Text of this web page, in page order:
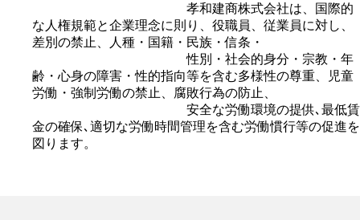
孝和建商株式会社は、国際的
な人権規範と企業理念に則り、役職員、従業員に対し、
差別の禁止、人種・国籍・民族・信条・
性別・社会的身分・宗教・年
齢・心身の障害・性的指向等を含む多様性の尊重、児童
労働・強制労働の禁止、腐敗行為の防止、
安全な労働環境の提供､最低賃
金の確保､適切な労働時間管理を含む労働慣行等の促進を
図ります。